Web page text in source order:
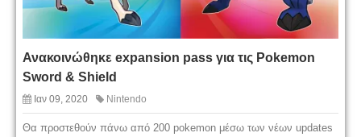
Ανακοινώθηκε expansion pass για τις Pokemon
Sword & Shield
Ιαν 09, 2020 Nintendo
Θα προστεθούν πάνω από 200 pokemon μέσω των νέων updates